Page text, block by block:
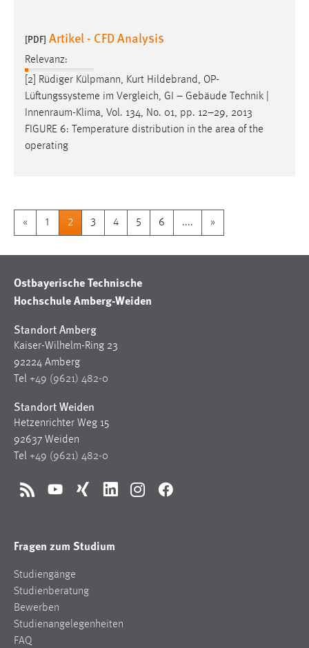
[PDF] Artikel - CFD Analysis
Relevanz:
[2] Rüdiger Külpmann, Kurt Hildebrand, OP-
Lüftungssysteme im Vergleich, GI – Gebäude Technik |
Innenraum-Klima, Vol. 134, No. 01, pp. 12–29, 2013
FIGURE 6: Temperature distribution in the area of the
operating
« 1 2 3 4 5 6 .... »
Ostbayerische Technische
Hochschule Amberg-Weiden
Standort Amberg
Kaiser-Wilhelm-Ring 23
92224 Amberg
Tel +49 (9621) 482-0
Standort Weiden
Hetzenrichter Weg 15
92637 Weiden
Tel +49 (9621) 482-0
RSS YouTubeXing LinkedInInstagramFacebook
Fragen zum Studium
Studiengänge
Studienberatung
Bewerben
Studienangelegenheiten
FAQ